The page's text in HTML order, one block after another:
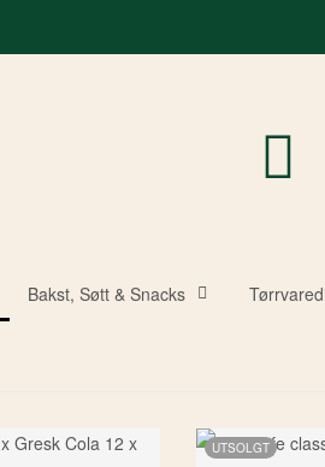
Bakst, Søtt & Snacks
UTSOLGT